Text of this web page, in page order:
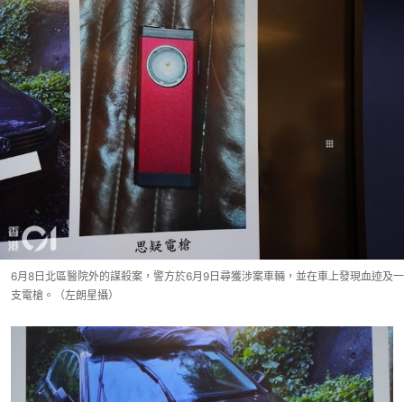
6月8日北區醫院外的謀殺案，警方於6月9日尋獲涉案車輛，並在車上發現血迹及一
支電槍。（左朗星攝）